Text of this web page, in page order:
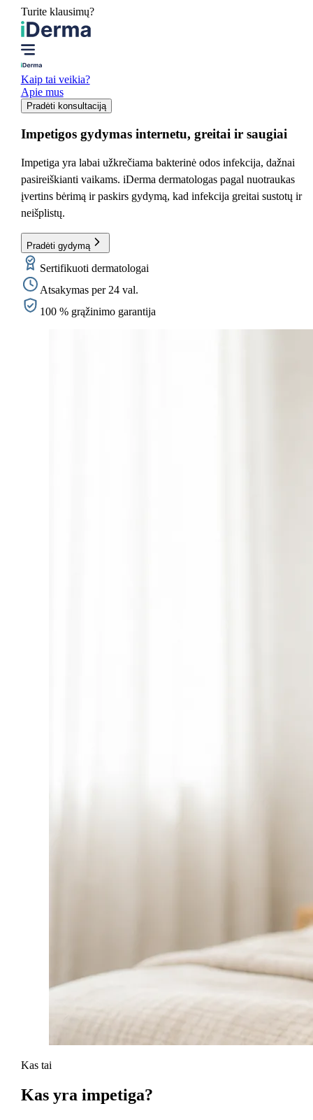
Turite klausimų?
Kaip tai veikia?
Apie mus
Pradėti konsultaciją
Impetigos gydymas internetu, greitai ir saugiai
Impetiga yra labai užkrečiama bakterinė odos infekcija, dažnai
pasireiškianti vaikams. iDerma dermatologas pagal nuotraukas
įvertins bėrimą ir paskirs gydymą, kad infekcija greitai sustotų ir
neišplistų.
Pradėti gydymą
Sertifikuoti dermatologai
Atsakymas per 24 val.
100 % grąžinimo garantija
Kas tai
Kas yra impetiga?